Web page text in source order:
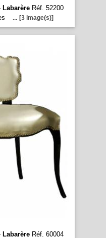
LabarèreRéf. 52200
... [3 image(s)]
LabarèreRéf. 60004